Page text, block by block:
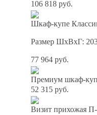
106 818 руб.
Шкаф-купе
Размер ШхВхГ:
77 964 руб.
Премиум шкаф-
52 315 руб.
Визит прихожая